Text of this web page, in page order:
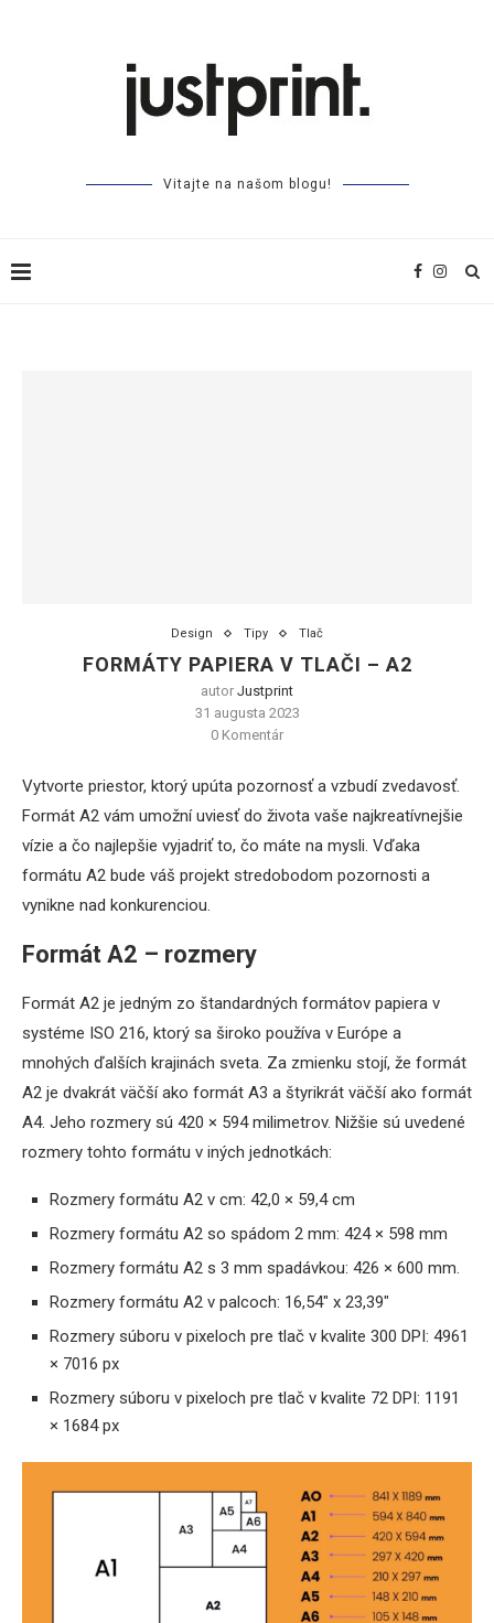
Vitajte na našom blogu!
Design Tipy Tlač
FORMÁTY PAPIERA V TLAČI – A2
autor Justprint
31 augusta 2023
0 Komentár
Vytvorte priestor, ktorý upúta pozornosť a vzbudí zvedavosť.
Formát A2 vám umožní uviesť do života vaše najkreatívnejšie
vízie a čo najlepšie vyjadriť to, čo máte na mysli. Vďaka
formátu A2 bude váš projekt stredobodom pozornosti a
vynikne nad konkurenciou.
Formát A2 – rozmery
Formát A2 je jedným zo štandardných formátov papiera v
systéme ISO 216, ktorý sa široko používa v Európe a
mnohých ďalších krajinách sveta. Za zmienku stojí, že formát
A2 je dvakrát väčší ako formát A3 a štyrikrát väčší ako formát
A4. Jeho rozmery sú 420 × 594 milimetrov. Nižšie sú uvedené
rozmery tohto formátu v iných jednotkách:
Rozmery formátu A2 v cm: 42,0 × 59,4 cm
Rozmery formátu A2 so spádom 2 mm: 424 × 598 mm
Rozmery formátu A2 s 3 mm spadávkou: 426 × 600 mm.
Rozmery formátu A2 v palcoch: 16,54″ x 23,39″
Rozmery súboru v pixeloch pre tlač v kvalite 300 DPI: 4961
× 7016 px
Rozmery súboru v pixeloch pre tlač v kvalite 72 DPI: 1191
× 1684 px